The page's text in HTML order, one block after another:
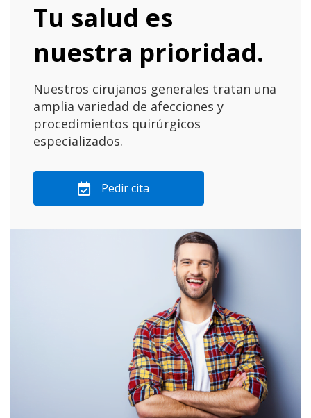
Tu salud es
nuestra prioridad.
Nuestros cirujanos generales tratan una
amplia variedad de afecciones y
procedimientos quirúrgicos
especializados.
Pedir cita